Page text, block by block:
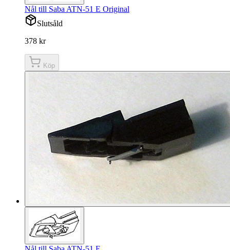
Nål till Saba ATN-51 E Original
Slutsåld
378 kr
Köp